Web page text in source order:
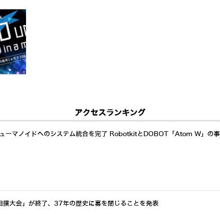
アクセスランキング
ーマノイドへのシステム統合を完了 RobotkitとDOBOT「Atom W」の
撲大会」が終了、37年の歴史に幕を閉じることを発表